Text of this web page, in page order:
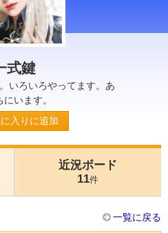
式鍵
いろいろやってます。あ
にいます。
入りに追加
近況ボード
11件
一覧に戻る